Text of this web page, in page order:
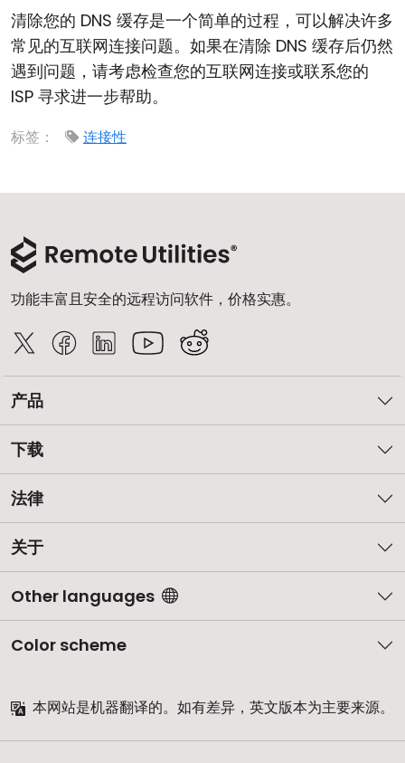
清除您的 DNS 缓存是一个简单的过程，可以解决许多
常见的互联网连接问题。如果在清除 DNS 缓存后仍然
遇到问题，请考虑检查您的互联网连接或联系您的
ISP 寻求进一步帮助。
标签： 连接性
功能丰富且安全的远程访问软件，价格实惠。
产品
下载
法律
关于
Other languages
Color scheme
本网站是机器翻译的。如有差异，英文版本为主要来源。